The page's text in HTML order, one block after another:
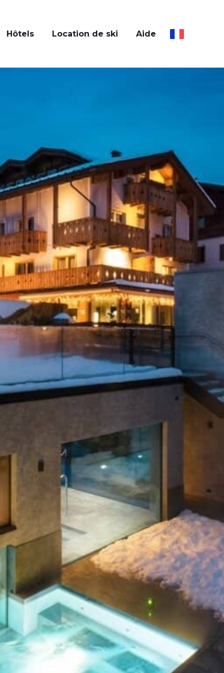
Hôtels Location de ski Aide